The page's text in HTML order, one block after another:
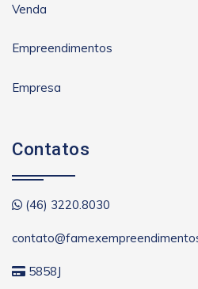
Venda
Empreendimentos
Empresa
Contatos
(46) 3220.8030
5858J